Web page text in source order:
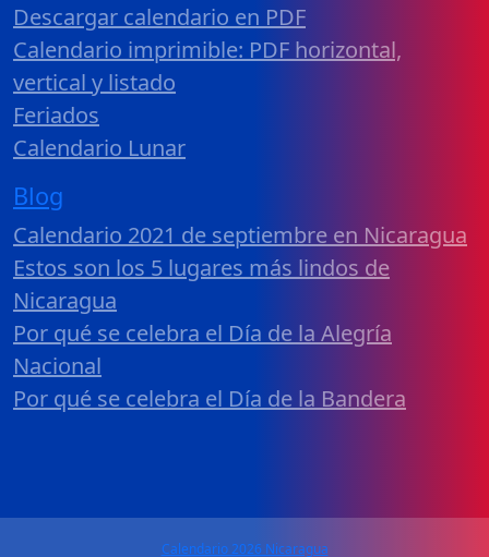
Descargar calendario en PDF
Calendario imprimible: PDF horizontal,
vertical y listado
Feriados
Calendario Lunar
Blog
Calendario 2021 de septiembre en Nicaragua
Estos son los 5 lugares más lindos de
Nicaragua
Por qué se celebra el Día de la Alegría
Nacional
Por qué se celebra el Día de la Bandera
Calendario 2026 Nicaragua